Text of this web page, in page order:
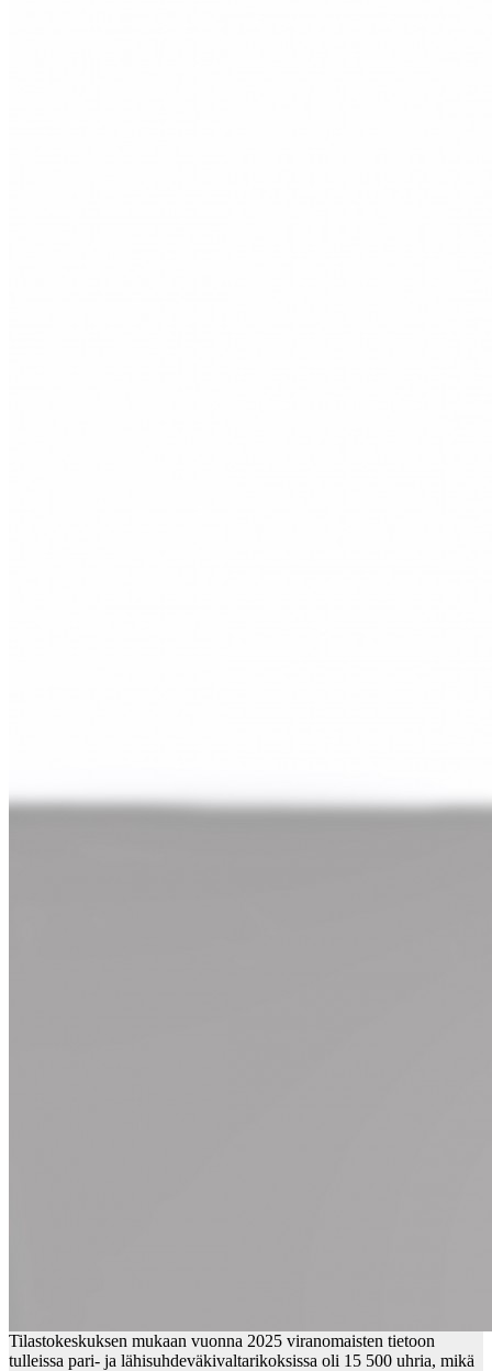
Tilastokeskuksen mukaan vuonna 2025 viranomaisten tietoon
tulleissa pari- ja lähisuhdeväkivaltarikoksissa oli 15 500 uhria, mikä